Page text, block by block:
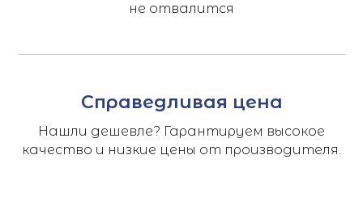
не отвалится
Справедливая цена
Нашли дешевле? Гарантируем высокое
качество и низкие цены от производителя.